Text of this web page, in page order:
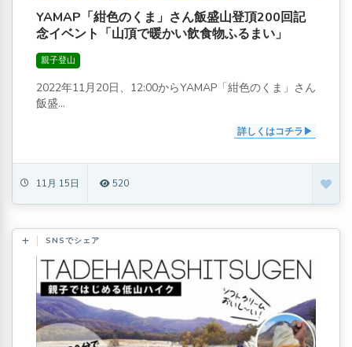
YAMAP「紺色のくま」さん飯盛山登頂200回記
念イベント「山頂で暖かい飲食物ふるまい」
親子登山
2022年11月20日、12:00からYAMAP「紺色のくま」さん
飯盛...
詳しくはコチラ
11月 15日 520
SNSでシェア